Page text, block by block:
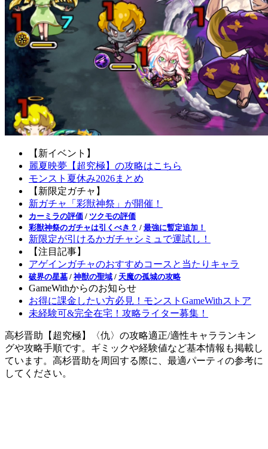
【新イベント】
麗夏映夢【超究極】の攻略はこちら
モンスト夏休み2026まとめ
【新限定ガチャ】
新ガチャ「彩獣神祭」が開催！
カーミラの評価 / ツクモの評価
彩獣神祭のガチャは引くべき？ / 最強に暫定追加！
新限定が引けるかガチャシミュで運試し！
【注目記事】
アゲインガチャのおすすめコースと当たりキャラ
破界の星墓 / 神獣の聖域 / 天魔の孤城の攻略
GameWithからのお知らせ
お得に課金したい方必見！モンストGameWithストア
未経験可&完全在宅！攻略ライター募集！
高杉晋助【超究極】〈仇〉の攻略適正/適性キャラランキン
グや攻略手順です。ギミックや経験値など基本情報も掲載し
ています。高杉晋助を周回する際に、最適パーティの参考に
してください。